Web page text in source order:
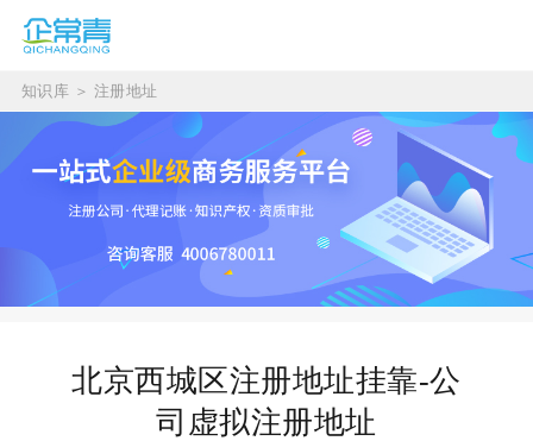
知识库 ＞ 注册地址
北京西城区注册地址挂靠-公
司虚拟注册地址